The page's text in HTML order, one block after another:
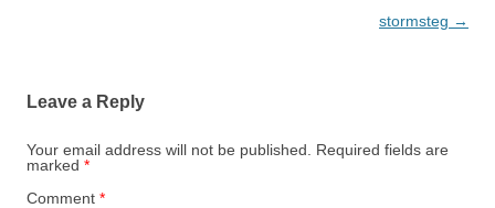
stormsteg →
Leave a Reply
Your email address will not be published.
Required fields are
marked *
Comment *